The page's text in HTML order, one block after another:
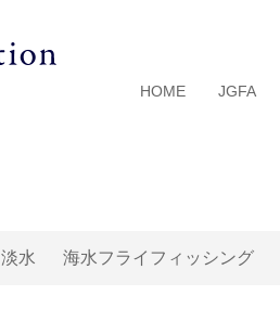
HOME JGFA
淡水 海水フライフィッシング